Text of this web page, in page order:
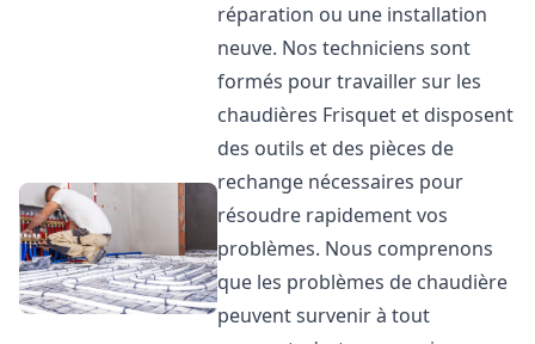
réparation ou une installation
neuve. Nos techniciens sont
formés pour travailler sur les
chaudières Frisquet et disposent
des outils et des pièces de
rechange nécessaires pour
résoudre rapidement vos
problèmes. Nous comprenons
que les problèmes de chaudière
peuvent survenir à tout